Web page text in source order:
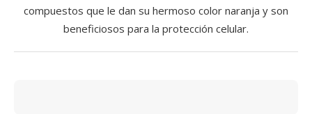
compuestos que le dan su hermoso color naranja y son
beneficiosos para la protección celular.